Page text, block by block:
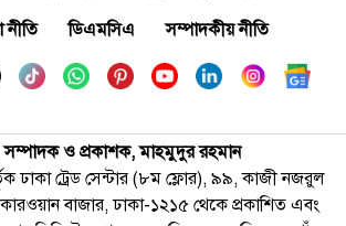
ডিএমসিএ সম্পাদকীয় নীতি
ও প্রকাশক, মাহমুদুর রহমান
ঢাকা ট্রেড সেন্টার (৮ম ফ্লোর), ৯৯, কাজী নজরুল
বাজার, ঢাকা-১২১৫ থেকে প্রকাশিত এবং